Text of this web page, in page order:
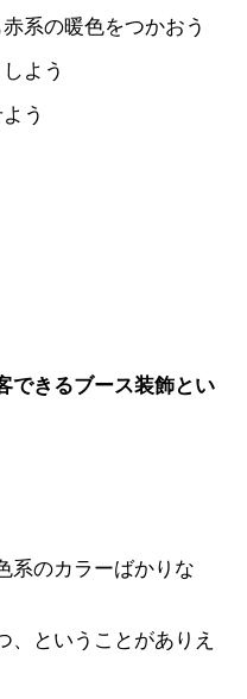
系の暖色をつかおう
よう
う
できるブース装飾とい
系のカラーばかりな
、ということがありえ